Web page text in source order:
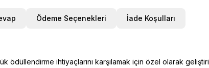
Ödeme Seçenekleri İade Koşulları
ödüllendirme ihtiyaçlarını karşılamak için özel olarak